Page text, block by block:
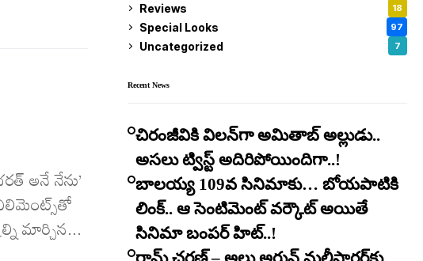
అనే నేను’
మార్చిన...
Reviews 18
Special Looks 97
Uncategorized 7
Recent News
చిరంజీవికి విలన్‌గా అమితాబ్ అల్లుడు..
అసలు ట్విస్ట్ అదిరిపోయిందిగా..!
బాలయ్య 109వ సినిమాకు… బోయపాటికి
లింక్.. ఆ సెంటిమెంట్ వర్కౌట్ అయితే
సినిమా బంపర్ హిట్..!